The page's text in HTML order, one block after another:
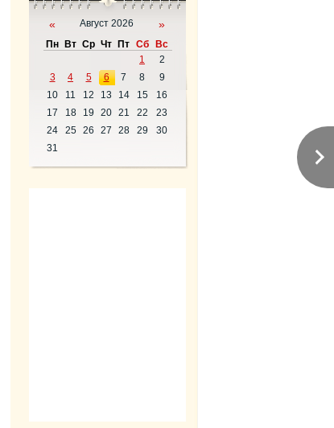
« Август 2026 »
Пн Вт Ср Чт Пт Сб
Вс
1
2
3
4 5 6 7 8
9
10
11 12 13 14 15
16
17
18 19 20 21 22
23
24
25 26 27 28 29
30
31